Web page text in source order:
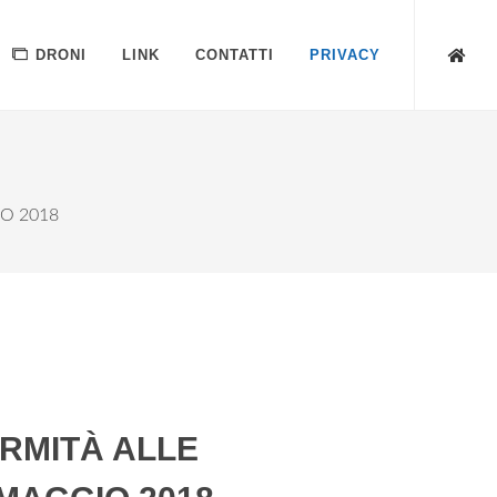
DRONI LINK CONTATTI PRIVACY
2018
ALLE